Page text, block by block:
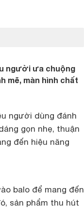
người ưa chuộng
mẽ, màn hình chất
người dùng đánh
gọn nhẹ, thuận
đến hiệu năng
balo để mang đến
sản phẩm thu hút